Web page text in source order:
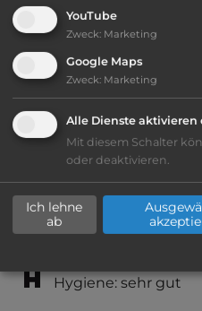
Ausstattung
bis 40,- Euro
Klassifizierung:
Lage: schön
Geräuschkulisse:
Hygiene: sehr gut
YouTube
Zweck: Marketing
Google Maps
Zweck: Marketing
Alle Dienste aktivieren
Mit diesem Schalter
oder deaktivieren.
Ich lehne
ab